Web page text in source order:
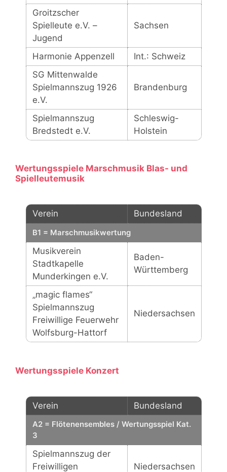
Groitzscher
Spielleute e.V. –
Jugend
Sachsen
Harmonie Appenzell
Int.: Schweiz
SG Mittenwalde
Spielmannszug 1926
e.V.
Brandenburg
Spielmannszug
Bredstedt e.V.
Schleswig-
Holstein
Wertungsspiele Marschmusik Blas- und
Spielleutemusik
Verein Bundesland
B1 = Marschmusikwertung
Musikverein
Stadtkapelle
Munderkingen e.V.
Baden-
Württemberg
„magic flames“
Spielmannszug
Freiwillige Feuerwehr
Wolfsburg-Hattorf
Niedersachsen
Wertungsspiele Konzert
Verein Bundesland
A2 = Flötenensembles / Wertungsspiel Kat.
3
Spielmannszug der
Freiwilligen
Niedersachsen